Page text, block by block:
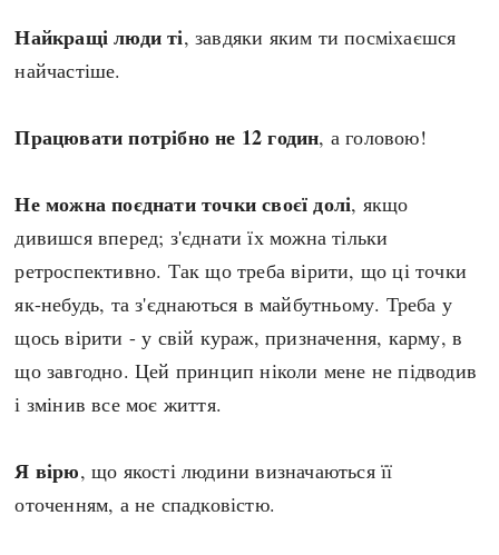
Особистості
Подорожі і відкриття
Релігія
Спорт
Чудеса світу
Регіони
Австралія
Азія
Америка
Європа
Античні часи
Пізнє Середньовіччя
Новітня історія
Наш час
Індекси
Нові статті
Популярні статті
Найкращі люди ті, завдяки яким ти посміхаєшся
найчастіше.
Працювати потрібно не 12 годин, а головою!
Не можна поєднати точки своєї долі, якщо
дивишся вперед; з'єднати їх можна тільки
ретроспективно. Так що треба вірити, що ці точки
як-небудь, та з'єднаються в майбутньому. Треба у
щось вірити - у свій кураж, призначення, карму, в
що завгодно. Цей принцип ніколи мене не підводив
і змінив все моє життя.
Я вірю, що якості людини визначаються її
оточенням, а не спадковістю.